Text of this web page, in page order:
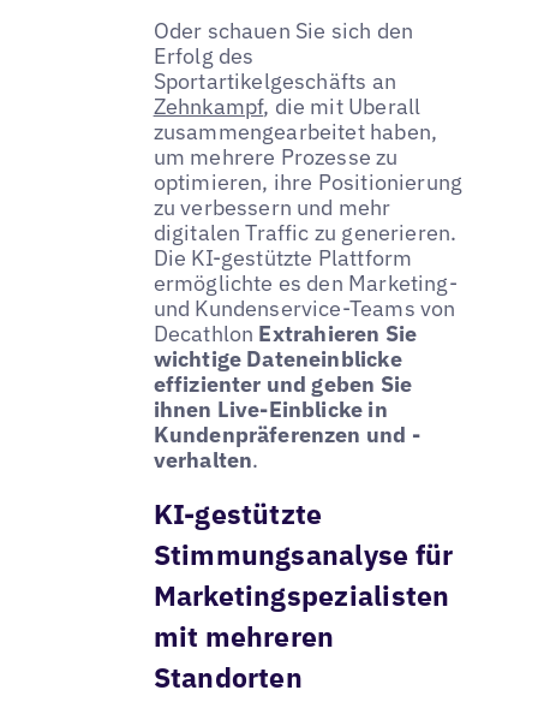
Oder schauen Sie sich den
Erfolg des
Sportartikelgeschäfts an
Zehnkampf, die mit Uberall
zusammengearbeitet haben,
um mehrere Prozesse zu
optimieren, ihre Positionierung
zu verbessern und mehr
digitalen Traffic zu generieren.
Die KI-gestützte Plattform
ermöglichte es den Marketing-
und Kundenservice-Teams von
Decathlon Extrahieren Sie
wichtige Dateneinblicke
effizienter und geben Sie
ihnen Live-Einblicke in
Kundenpräferenzen und -
verhalten.
KI-gestützte
Stimmungsanalyse für
Marketingspezialisten
mit mehreren
Standorten